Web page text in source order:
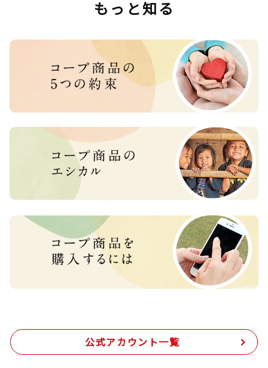
もっと知る
公式アカウント一覧